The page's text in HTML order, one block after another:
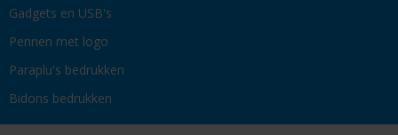
Gadgets en USB's
Pennen met logo
Paraplu's bedrukken
Bidons bedrukken